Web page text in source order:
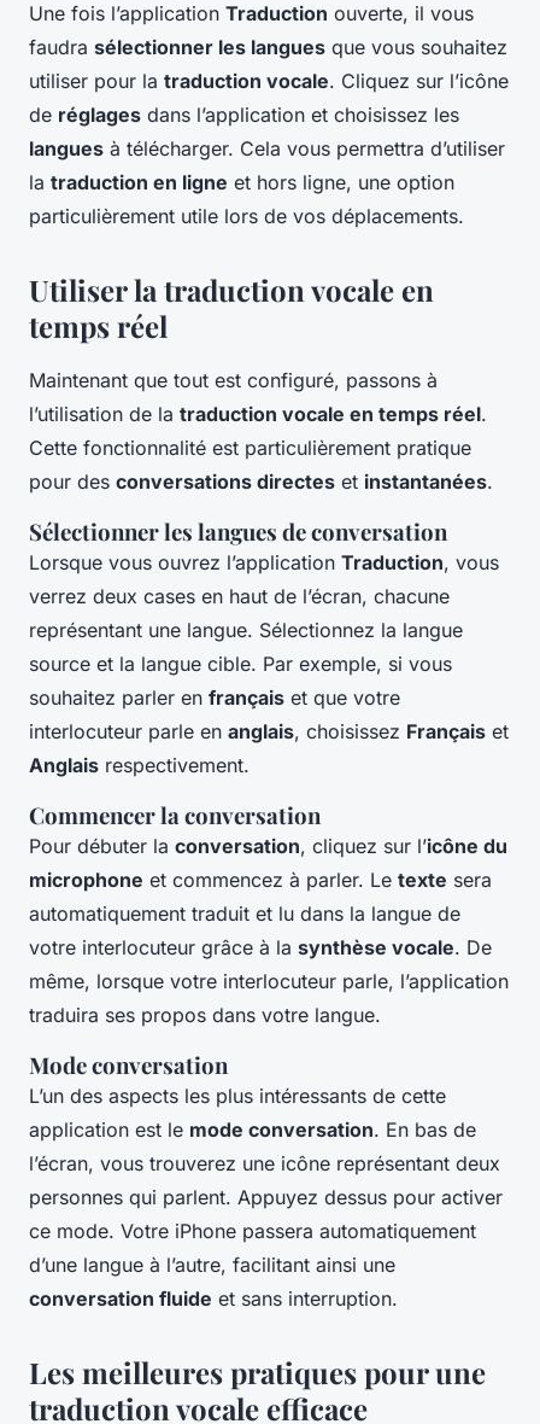
Une fois l’application Traduction ouverte, il vous
faudra sélectionner les langues que vous souhaitez
utiliser pour la traduction vocale. Cliquez sur l’icône
de réglages dans l’application et choisissez les
langues à télécharger. Cela vous permettra d’utiliser
la traduction en ligne et hors ligne, une option
particulièrement utile lors de vos déplacements.
Utiliser la traduction vocale en
temps réel
Maintenant que tout est configuré, passons à
l’utilisation de la traduction vocale en temps réel.
Cette fonctionnalité est particulièrement pratique
pour des conversations directes et instantanées.
Sélectionner les langues de conversation
Lorsque vous ouvrez l’application Traduction, vous
verrez deux cases en haut de l’écran, chacune
représentant une langue. Sélectionnez la langue
source et la langue cible. Par exemple, si vous
souhaitez parler en français et que votre
interlocuteur parle en anglais, choisissez Français et
Anglais respectivement.
Commencer la conversation
Pour débuter la conversation, cliquez sur l’icône du
microphone et commencez à parler. Le texte sera
automatiquement traduit et lu dans la langue de
votre interlocuteur grâce à la synthèse vocale. De
même, lorsque votre interlocuteur parle, l’application
traduira ses propos dans votre langue.
Mode conversation
L’un des aspects les plus intéressants de cette
application est le mode conversation. En bas de
l’écran, vous trouverez une icône représentant deux
personnes qui parlent. Appuyez dessus pour activer
ce mode. Votre iPhone passera automatiquement
d’une langue à l’autre, facilitant ainsi une
conversation fluide et sans interruption.
Les meilleures pratiques pour une
traduction vocale efficace